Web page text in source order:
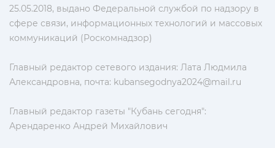
25.05.2018, выдано Федеральной службой по надзору в
сфере связи, информационных технологий и массовых
коммуникаций (Роскомнадзор)
Главный редактор сетевого издания: Лата Людмила
Александровна, почта: kubansegodnya2024@mail.ru
Главный редактор газеты "Кубань сегодня":
Арендаренко Андрей Михайлович